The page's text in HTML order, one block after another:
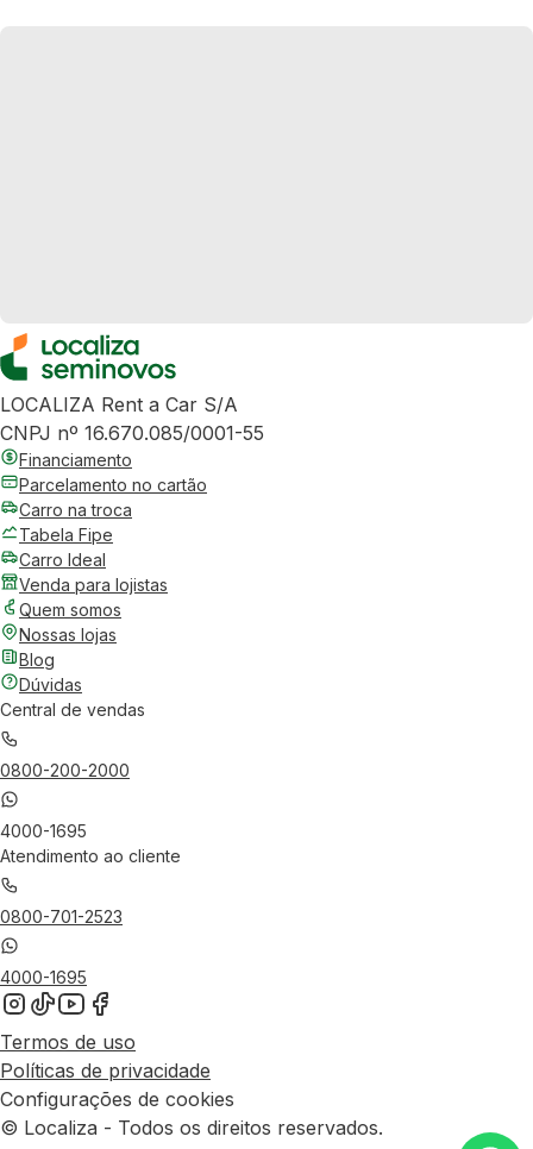
LOCALIZA Rent a Car S/A
CNPJ nº 16.670.085/0001-55
Financiamento
Parcelamento no cartão
Carro na troca
Tabela Fipe
Carro Ideal
Venda para lojistas
Quem somos
Nossas lojas
Blog
Dúvidas
Central de vendas
0800-200-2000
4000-1695
Atendimento ao cliente
0800-701-2523
4000-1695
Termos de uso
Políticas de privacidade
Configurações de cookies
© Localiza - Todos os direitos reservados.